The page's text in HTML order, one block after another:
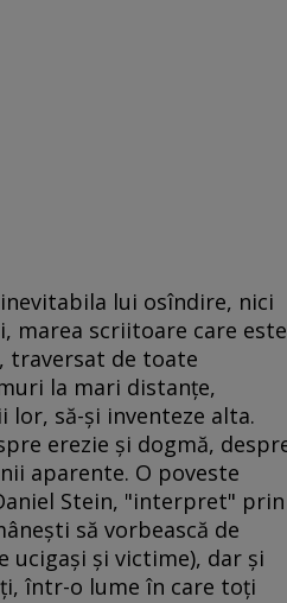
lui osîndire, nici
marea scriitoare care este
traversat de toate
la mari distanţe,
să-şi inventeze alta.
erezie şi dogmă,
aparente. O poveste
Stein, "interpret" prin
să vorbească de
şi victime), dar şi
într-o lume în care toţi